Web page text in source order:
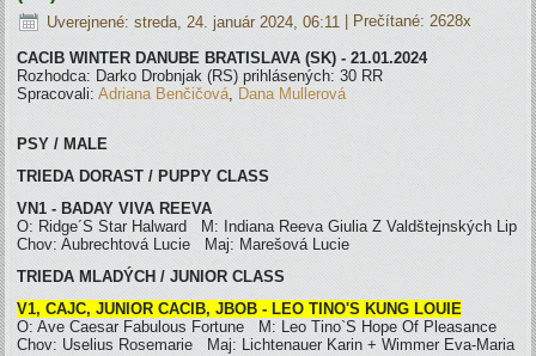
Uverejnené: streda, 24. január 2024, 06:11 | Prečítané: 2628x
CACIB WINTER DANUBE BRATISLAVA (SK) - 21.01.2024
Rozhodca: Darko Drobnjak (RS) prihlásených: 30 RR
Spracovali:Adriana Benčičová, Dana Mullerová
PSY / MALE
TRIEDA DORAST / PUPPY CLASS
VN1 - BADAY VIVA REEVA
O: Ridge´S Star Halward M: Indiana Reeva Giulia Z Valdštejnských Lip
Chov: Aubrechtová Lucie Maj: Marešová Lucie
TRIEDA MLADÝCH / JUNIOR CLASS
V1, CAJC, JUNIOR CACIB, JBOB - LEO TINO'S KUNG LOUIE
O: Ave Caesar Fabulous Fortune M: Leo Tino`S Hope Of Pleasance
Chov: Uselius Rosemarie Maj: Lichtenauer Karin + Wimmer Eva-Maria